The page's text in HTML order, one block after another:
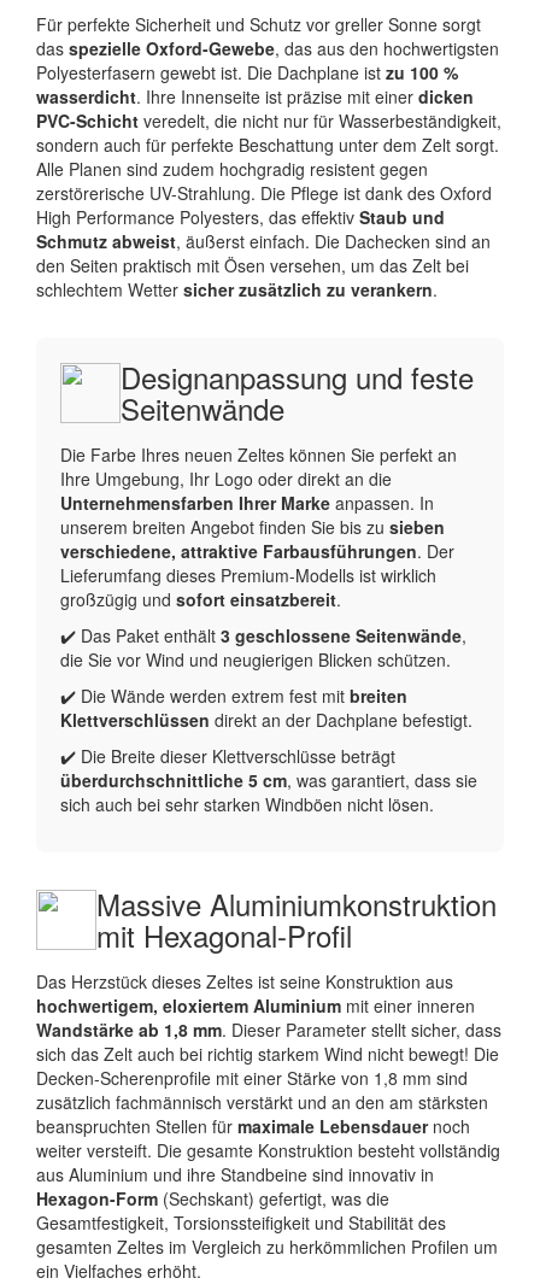
Für perfekte Sicherheit und Schutz vor greller Sonne sorgt
das spezielle Oxford-Gewebe, das aus den hochwertigsten
Polyesterfasern gewebt ist. Die Dachplane ist zu 100 %
wasserdicht. Ihre Innenseite ist präzise mit einer dicken
PVC-Schicht veredelt, die nicht nur für Wasserbeständigkeit,
sondern auch für perfekte Beschattung unter dem Zelt sorgt.
Alle Planen sind zudem hochgradig resistent gegen
zerstörerische UV-Strahlung. Die Pflege ist dank des Oxford
High Performance Polyesters, das effektiv Staub und
Schmutz abweist, äußerst einfach. Die Dachecken sind an
den Seiten praktisch mit Ösen versehen, um das Zelt bei
schlechtem Wetter sicher zusätzlich zu verankern.
Designanpassung und feste
Seitenwände
Die Farbe Ihres neuen Zeltes können Sie perfekt an
Ihre Umgebung, Ihr Logo oder direkt an die
Unternehmensfarben Ihrer Marke anpassen. In
unserem breiten Angebot finden Sie bis zu sieben
verschiedene, attraktive Farbausführungen. Der
Lieferumfang dieses Premium-Modells ist wirklich
großzügig und sofort einsatzbereit.
✔️ Das Paket enthält 3 geschlossene Seitenwände,
die Sie vor Wind und neugierigen Blicken schützen.
✔️ Die Wände werden extrem fest mit breiten
Klettverschlüssen direkt an der Dachplane befestigt.
✔️ Die Breite dieser Klettverschlüsse beträgt
überdurchschnittliche 5 cm, was garantiert, dass sie
sich auch bei sehr starken Windböen nicht lösen.
Massive Aluminiumkonstruktion
mit Hexagonal-Profil
Das Herzstück dieses Zeltes ist seine Konstruktion aus
hochwertigem, eloxiertem Aluminium mit einer inneren
Wandstärke ab 1,8 mm. Dieser Parameter stellt sicher, dass
sich das Zelt auch bei richtig starkem Wind nicht bewegt! Die
Decken-Scherenprofile mit einer Stärke von 1,8 mm sind
zusätzlich fachmännisch verstärkt und an den am stärksten
beanspruchten Stellen für maximale Lebensdauernoch
weiter versteift. Die gesamte Konstruktion besteht vollständig
aus Aluminium und ihre Standbeine sind innovativ in
Hexagon-Form (Sechskant) gefertigt, was die
Gesamtfestigkeit, Torsionssteifigkeit und Stabilität des
gesamten Zeltes im Vergleich zu herkömmlichen Profilen um
ein Vielfaches erhöht.